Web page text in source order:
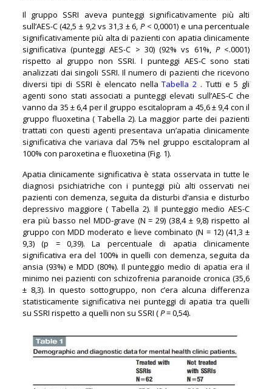
Il gruppo SSRI aveva punteggi significativamente più alti
sull’AES-C (42,5 ± 9,2 vs 31,3 ± 6, P< 0,0001) e una percentuale
significativamente più alta di pazienti con apatia clinicamente
significativa (punteggi AES-C > 30) (92% vs 61%, P<.0001)
rispetto al gruppo non SSRI. I punteggi AES-C sono stati
analizzati dai singoli SSRI. Il numero di pazienti che ricevono
diversi tipi di SSRI è elencato nellaTabella 2 . Tutti e 5 gli
agenti sono stati associati a punteggi elevati sull’AES-C che
vanno da 35 ± 6,4 per il gruppo escitalopram a 45,6 ± 9,4 con il
gruppo fluoxetina ( Tabella 2). La maggior parte dei pazienti
trattati con questi agenti presentava un’apatia clinicamente
significativa che variava dal 75% nel gruppo escitalopram al
100% con paroxetina e fluoxetina (Fig. 1).
Apatia clinicamente significativa è stata osservata in tutte le
diagnosi psichiatriche con i punteggi più alti osservati nei
pazienti con demenza, seguita da disturbi d’ansia e disturbo
depressivo maggiore ( Tabella 2). Il punteggio medio AES-C
era più basso nel MDD-grave (N = 29) (38,4 ± 9,8) rispetto al
gruppo con MDD moderato e lieve combinato (N = 12) (41,3 ±
9,3) (p = 0,39). La percentuale di apatia clinicamente
significativa era del 100% in quelli con demenza, seguita da
ansia (93%) e MDD (80%). Il punteggio medio di apatia era il
minimo nei pazienti con schizofrenia paranoide cronica (35,6
± 8,3). In questo sottogruppo, non c’era alcuna differenza
statisticamente significativa nei punteggi di apatia tra quelli
su SSRI rispetto a quelli non su SSRI (P= 0,54).